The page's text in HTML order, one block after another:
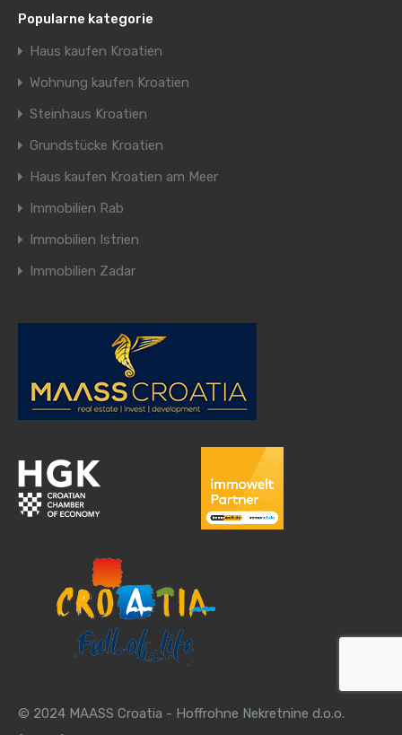
Popularne kategorie
Haus kaufen Kroatien
Wohnung kaufen Kroatien
Steinhaus Kroatien
Grundstücke Kroatien
Haus kaufen Kroatien am Meer
Immobilien Rab
Immobilien Istrien
Immobilien Zadar
© 2024 MAASS Croatia - Hoffrohne Nekretnine d.o.o.